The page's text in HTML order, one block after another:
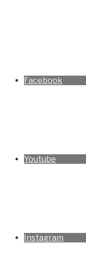
Facebook
Youtube
Instagram